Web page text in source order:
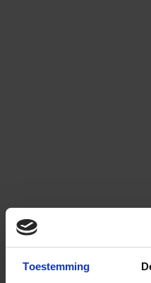
Toestemming